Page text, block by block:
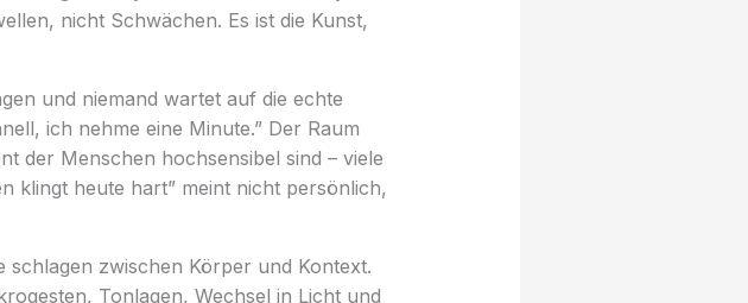
nicht Schwächen. Es ist die Kunst,
und niemand wartet auf die echte
ich nehme eine Minute.” Der Raum
der Menschen hochsensibel sind – viele
klingt heute hart” meint nicht persönlich,
schlagen zwischen Körper und Kontext.
Tonlagen, Wechsel in Licht und